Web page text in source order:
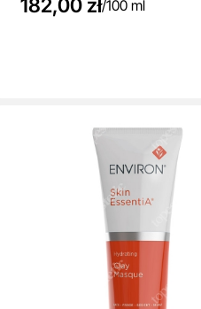
182,00 zł/100 ml